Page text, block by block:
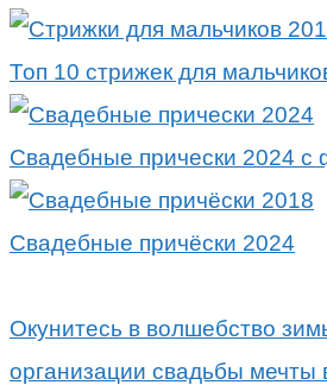
Топ 10 стрижек для
Свадебные прически 2024 с
Свадебные причёски 2024
Окунитесь в волшебство
организации свадьбы мечты